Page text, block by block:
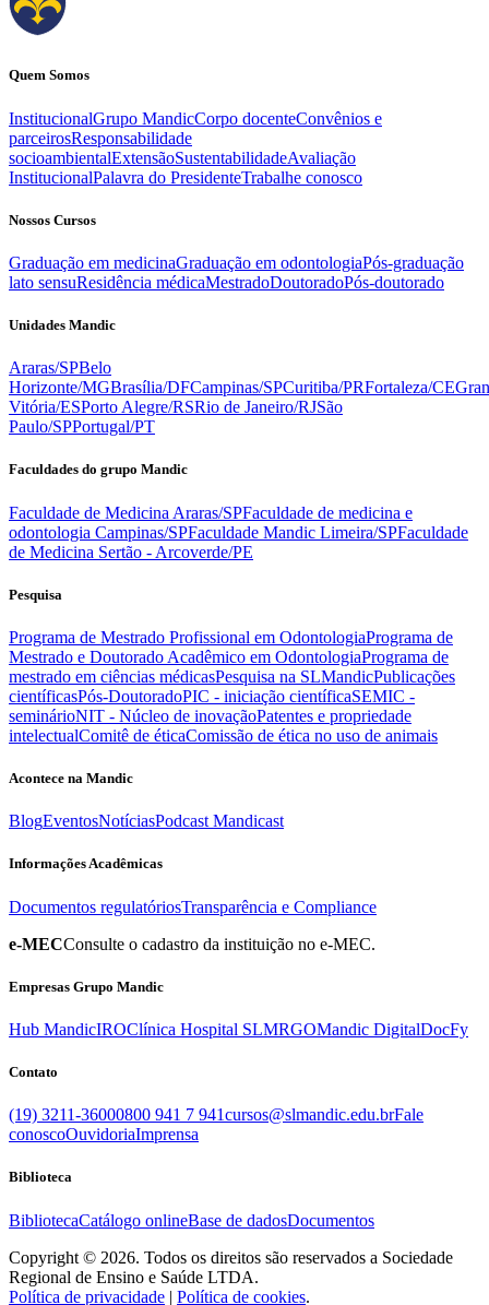
Quem Somos
InstitucionalGrupo MandicCorpo docenteConvênios e
parceirosResponsabilidade
socioambientalExtensãoSustentabilidadeAvaliação
InstitucionalPalavra do PresidenteTrabalhe conosco
Nossos Cursos
Graduação em medicinaGraduação em odontologiaPós-graduação
lato sensuResidência médicaMestradoDoutoradoPós-doutorado
Unidades Mandic
Araras/SPBelo
Horizonte/MGBrasília/DFCampinas/SPCuritiba/PRFortaleza/CE
Vitória/ESPorto Alegre/RSRio de Janeiro/RJSão
Paulo/SPPortugal/PT
Faculdades do grupo Mandic
Faculdade de Medicina Araras/SPFaculdade de medicina e
odontologia Campinas/SPFaculdade Mandic Limeira/SPFaculdade
de Medicina Sertão - Arcoverde/PE
Pesquisa
Programa de Mestrado Profissional em OdontologiaPrograma de
Mestrado e Doutorado Acadêmico em OdontologiaPrograma de
mestrado em ciências médicasPesquisa na SLMandicPublicações
científicasPós-DoutoradoPIC - iniciação científicaSEMIC -
seminárioNIT - Núcleo de inovaçãoPatentes e propriedade
intelectualComitê de éticaComissão de ética no uso de animais
Acontece na Mandic
BlogEventosNotíciasPodcast Mandicast
Informações Acadêmicas
Documentos regulatóriosTransparência e Compliance
e-MECConsulte o cadastro da instituição no e-MEC.
Empresas Grupo Mandic
Hub MandicIROClínica Hospital SLMRGOMandic DigitalDocFy
Contato
(19) 3211-36000800 941 7 941cursos@slmandic.edu.brFale
conoscoOuvidoriaImprensa
Biblioteca
BibliotecaCatálogo onlineBase de dadosDocumentos
Copyright © 2026. Todos os direitos são reservados a Sociedade
Regional de Ensino e Saúde LTDA.
Política de privacidade | Política de cookies.